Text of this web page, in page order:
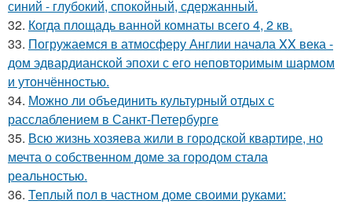
синий - глубокий, спокойный, сдержанный.
32. Когда площадь ванной комнаты всего 4, 2 кв.
33. Погружаемся в атмосферу Англии начала XX века -
дом эдвардианской эпохи с его неповторимым шармом
и утончённостью.
34. Можно ли объединить культурный отдых с
расслаблением в Санкт-Петербурге
35. Всю жизнь хозяева жили в городской квартире, но
мечта о собственном доме за городом стала
реальностью.
36. Теплый пол в частном доме своими руками: